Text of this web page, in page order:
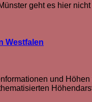
geht es hier
Westfalen
und